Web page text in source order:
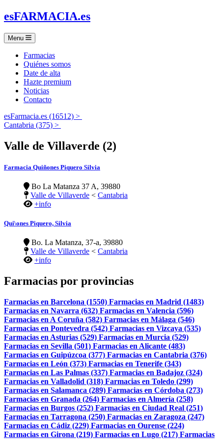
esFARMACIA.es
Menu
Farmacias
Quiénes somos
Date de alta
Hazte premium
Noticias
Contacto
esFarmacia.es (16512) >
Cantabria (375) >
Valle de Villaverde (2)
Farmacia Quiñones Piquero Silvia
Bo La Matanza 37 A, 39880
Valle de Villaverde < Cantabria
+info
Qui\ones Piquero, Silvia
Bo. La Matanza, 37-a, 39880
Valle de Villaverde < Cantabria
+info
Farmacias por provincias
Farmacias en Barcelona (1550) Farmacias en Madrid (1483)
Farmacias en Navarra (632) Farmacias en Valencia (596)
Farmacias en A Coruña (582) Farmacias en Málaga (546)
Farmacias en Pontevedra (542) Farmacias en Vizcaya (535)
Farmacias en Asturias (529) Farmacias en Murcia (529)
Farmacias en Sevilla (501) Farmacias en Alicante (483)
Farmacias en Guipúzcoa (377) Farmacias en Cantabria (376)
Farmacias en León (373) Farmacias en Tenerife (343)
Farmacias en Las Palmas (337) Farmacias en Badajoz (324)
Farmacias en Valladolid (318) Farmacias en Toledo (299)
Farmacias en Salamanca (289) Farmacias en Córdoba (273)
Farmacias en Granada (264) Farmacias en Almería (258)
Farmacias en Burgos (252) Farmacias en Ciudad Real (251)
Farmacias en Tarragona (250) Farmacias en Zaragoza (247)
Farmacias en Cádiz (229) Farmacias en Ourense (224)
Farmacias en Girona (219) Farmacias en Lugo (217) Farmacias